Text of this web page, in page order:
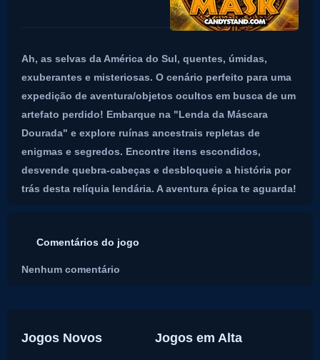
Ah, as selvas da América do Sul, quentes, úmidas,
exuberantes e misteriosas. O cenário perfeito para uma
expedição de aventura/objetos ocultos em busca de um
artefato perdido! Embarque na "Lenda da Máscara
Dourada" e explore ruínas ancestrais repletas de
enigmas e segredos. Encontre itens escondidos,
desvende quebra-cabeças e desbloqueie a história por
trás desta relíquia lendária. A aventura épica te aguarda!
Comentários do jogo
Nenhum comentário
Jogos Novos Jogos em Alta